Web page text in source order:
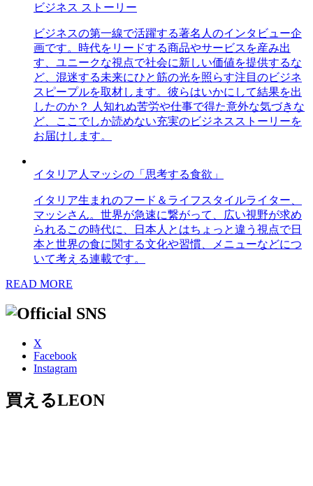
ビジネス ストーリー
ビジネスの第一線で活躍する著名人のインタビュー企
画です。時代をリードする商品やサービスを産み出
す、ユニークな視点で社会に新しい価値を提供するな
ど、混迷する未来にひと筋の光を照らす注目のビジネ
スピープルを取材します。彼らはいかにして結果を出
したのか？ 人知れぬ苦労や仕事で得た意外な気づきな
ど、ここでしか読めない充実のビジネスストーリーを
お届けします。
イタリア人マッシの「思考する食欲」
イタリア生まれのフード＆ライフスタイルライター、
マッシさん。世界が急速に繋がって、広い視野が求め
られるこの時代に、日本人とはちょっと違う視点で日
本と世界の食に関する文化や習慣、メニューなどにつ
いて考える連載です。
READ MORE
X
Facebook
Instagram
買えるLEON